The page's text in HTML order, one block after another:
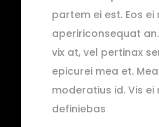
partem ei est. Eos ei
apeririconsequat
vix at, vel pertinax
epicurei mea et.
moderatius id. Vis ei
definiebas